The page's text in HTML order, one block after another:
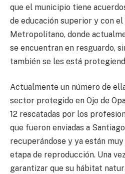
que el municipio tiene
de educación superior y con
Metropolitano, donde
se encuentran en resguardo,
también se les está
Actualmente un número de
sector protegido en Ojo de
12 rescatadas por los
que fueron enviadas a
recuperándose y ya están
etapa de reproducción. Una
garantizar que su hábitat